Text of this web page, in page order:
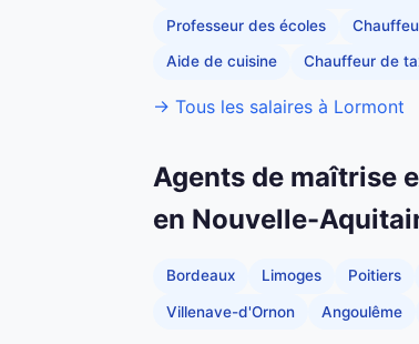
Professeur des écoles
Aide de cuisine Chauffeur de
→ Tous les salaires à Lormont
Agents de maîtrise
en Nouvelle-
Bordeaux Limoges Poitiers
Villenave-d'Ornon Angoulême